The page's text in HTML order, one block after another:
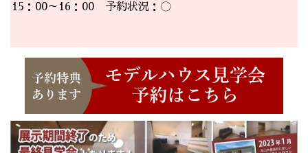
15：00～16：00 予約状況：〇